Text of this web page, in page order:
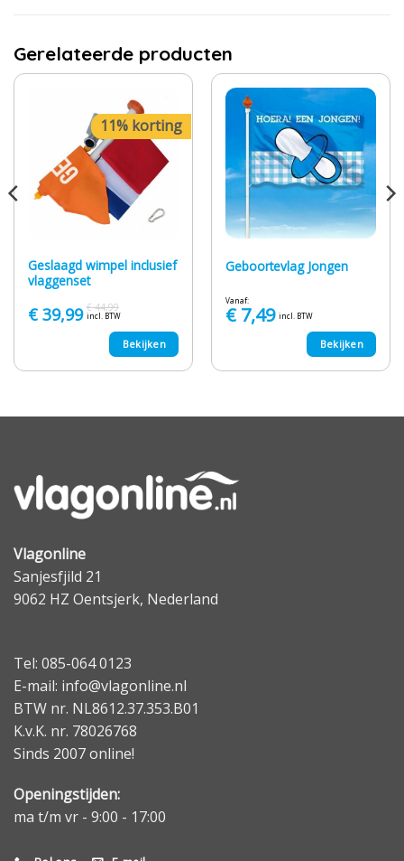
Gerelateerde producten
11% korting
Geslaagd wimpel inclusief
vlaggenset
€44,99
Oorspronkelijke
prijs
€ 44,99.
€39,99Huidige
prijs
€ 39,99.
incl. BTW
Bekijken
Geboortevlag Jongen
Vanaf:
€7,49 incl. BTW
Bekijken
Vlagonline
Sanjesfjild 21
9062 HZ Oentsjerk, Nederland
Tel: 085-064 0123
E-mail: info@vlagonline.nl
BTW nr. NL8612.37.353.B01
K.v.K. nr. 78026768
Sinds 2007 online!
Openingstijden:
ma t/m vr - 9:00 - 17:00